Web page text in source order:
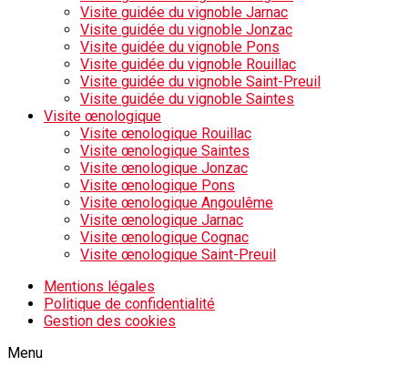
Visite guidée du vignoble Jarnac
Visite guidée du vignoble Jonzac
Visite guidée du vignoble Pons
Visite guidée du vignoble Rouillac
Visite guidée du vignoble Saint-Preuil
Visite guidée du vignoble Saintes
Visite œnologique
Visite œnologique Rouillac
Visite œnologique Saintes
Visite œnologique Jonzac
Visite œnologique Pons
Visite œnologique Angoulême
Visite œnologique Jarnac
Visite œnologique Cognac
Visite œnologique Saint-Preuil
Mentions légales
Politique de confidentialité
Gestion des cookies
Menu